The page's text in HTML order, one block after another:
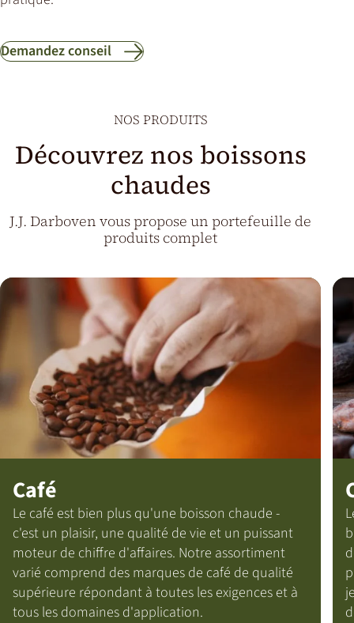
Demandez conseil
NOS PRODUITS
Découvrez nos boissons
chaudes
J.J. Darboven vous propose un portefeuille de
produits complet
Café
Le café est bien plus qu'une boisson chaude -
c'est un plaisir, une qualité de vie et un puissant
moteur de chiffre d'affaires. Notre assortiment
varié comprend des marques de café de qualité
supérieure répondant à toutes les exigences et à
tous les domaines d'application.